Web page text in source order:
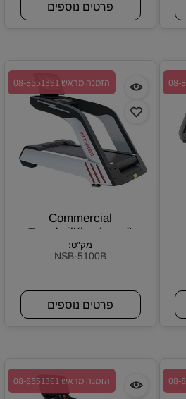
פרטים נוספים
הזמנה מראש 08-8551391
Commercial
Treadmill(keyborad)
מק"ט:
NSB-5100B
פרטים נוספים
הזמנה מראש 08-8551391